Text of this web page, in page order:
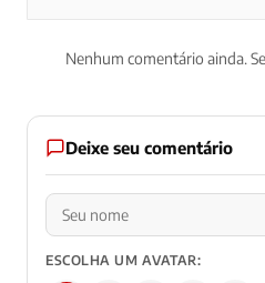
Nenhum comentário ainda.
Deixe seu comentário
ESCOLHA UM AVATAR: